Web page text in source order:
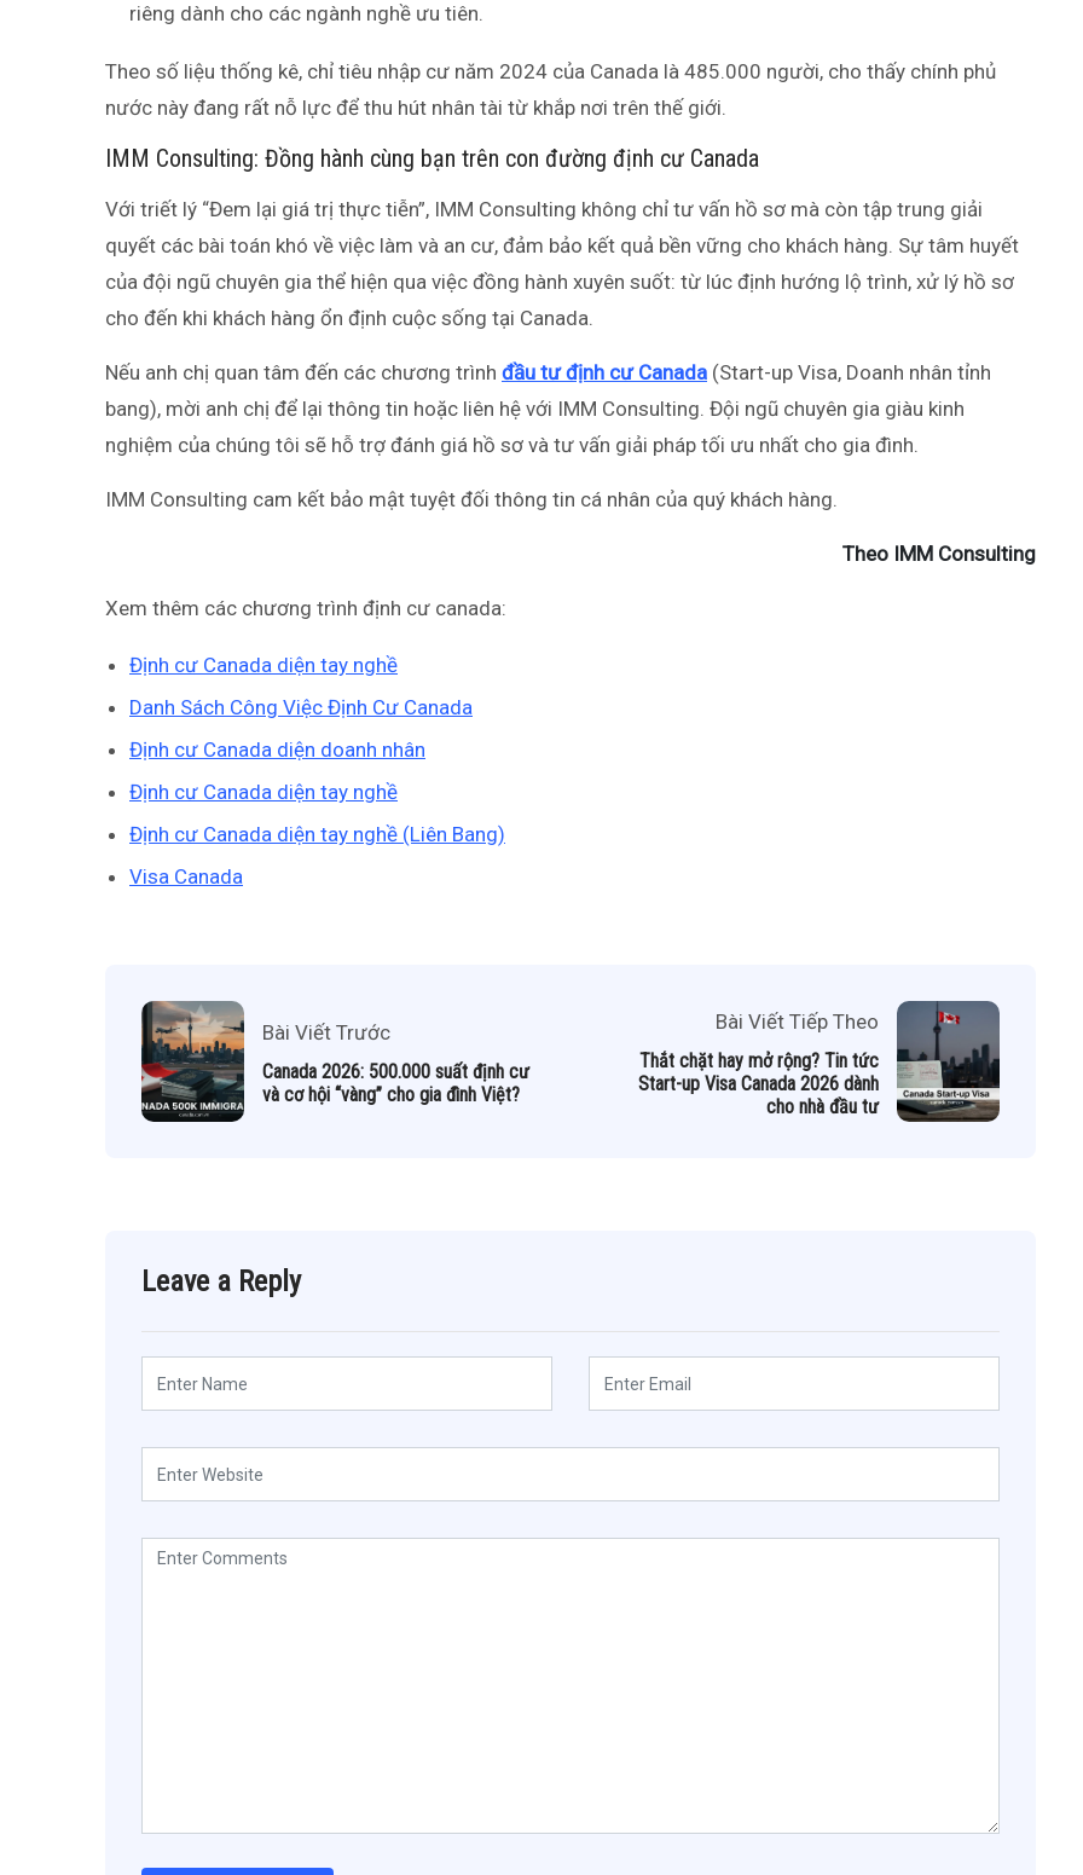
riêng dành cho các ngành nghề ưu tiên.
Theo số liệu thống kê, chỉ tiêu nhập cư năm 2024 của Canada là 485.000 người, cho thấy chính phủ
nước này đang rất nỗ lực để thu hút nhân tài từ khắp nơi trên thế giới.
IMM Consulting: Đồng hành cùng bạn trên con đường định cư Canada
Với triết lý “Đem lại giá trị thực tiễn”, IMM Consulting không chỉ tư vấn hồ sơ mà còn tập trung giải
quyết các bài toán khó về việc làm và an cư, đảm bảo kết quả bền vững cho khách hàng. Sự tâm huyết
của đội ngũ chuyên gia thể hiện qua việc đồng hành xuyên suốt: từ lúc định hướng lộ trình, xử lý hồ sơ
cho đến khi khách hàng ổn định cuộc sống tại Canada.
Nếu anh chị quan tâm đến các chương trình đầu tư định cư Canada (Start-up Visa, Doanh nhân tỉnh
bang), mời anh chị để lại thông tin hoặc liên hệ với IMM Consulting. Đội ngũ chuyên gia giàu kinh
nghiệm của chúng tôi sẽ hỗ trợ đánh giá hồ sơ và tư vấn giải pháp tối ưu nhất cho gia đình.
IMM Consulting cam kết bảo mật tuyệt đối thông tin cá nhân của quý khách hàng.
Theo IMM Consulting
Xem thêm các chương trình định cư canada:
Định cư Canada diện tay nghề
Danh Sách Công Việc Định Cư Canada
Định cư Canada diện doanh nhân
Định cư Canada diện tay nghề
Định cư Canada diện tay nghề (Liên Bang)
Visa Canada
Bài Viết Trước
Canada 2026: 500.000 suất định cư
và cơ hội “vàng” cho gia đình Việt?
Bài Viết Tiếp Theo
Thắt chặt hay mở rộng? Tin tức
Start-up Visa Canada 2026 dành
cho nhà đầu tư
Leave a Reply